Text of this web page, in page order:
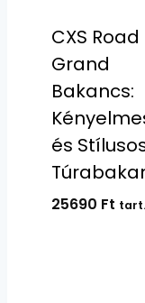
CXS Road
Grand
Bakancs:
és
25690 Ft tart.